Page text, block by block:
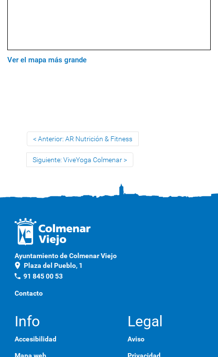
Ver el mapa más grande
Anterior: AR Nutrición & Fitness
Siguiente: ViveYoga Colmenar
Ayuntamiento de Colmenar Viejo
location_on Plaza del Pueblo, 1
phone 91 845 00 53
Contacto
Info
Accesibilidad
Mapa web
Legal
Aviso
Privacidad